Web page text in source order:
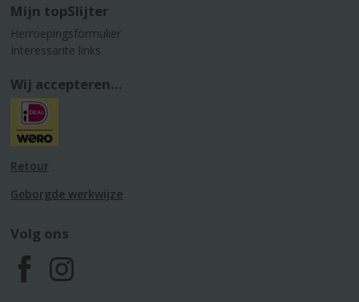
Mijn topSlijter
Herroepingsformulier
Interessante links
Wij accepteren...
Retour
Geborgde werkwijze
Volg ons
F
I